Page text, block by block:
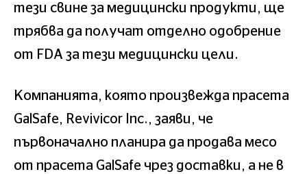
тези свине за медицински продукти, ще
трябва да получат отделно одобрение
от FDA за тези медицински цели.
Компанията, която произвежда прасета
GalSafe, Revivicor Inc., заяви, че
първоначално планира да продава месо
от прасета GalSafe чрез доставки, а не в